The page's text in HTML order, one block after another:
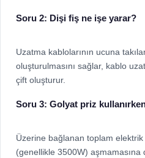
Soru 2: Dişi fiş ne işe yarar?
Uzatma kablolarının ucuna
oluşturulmasını sağlar, kablo
çift oluşturur.
Soru 3: Golyat priz
Üzerine bağlanan toplam
(genellikle 3500W) aşmamasına